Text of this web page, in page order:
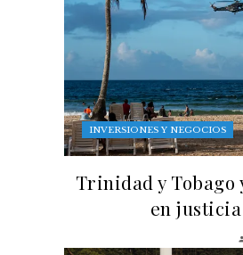
INVERSIONES Y NEGOCIOS
Trinidad y
en